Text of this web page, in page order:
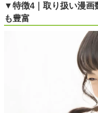
▼特徴4｜取り扱い漫画
も豊富